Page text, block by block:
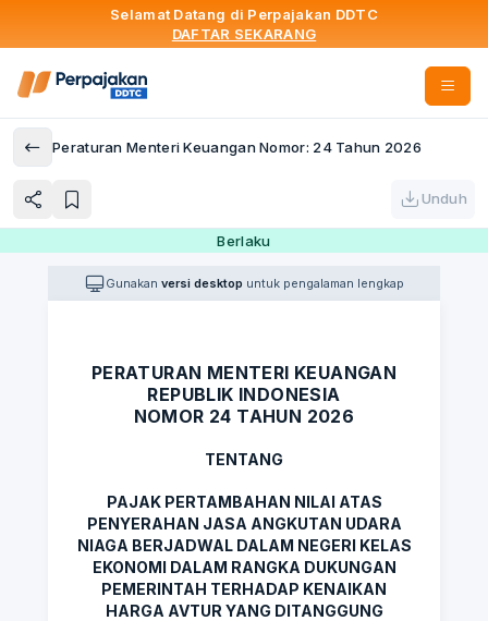
Selamat Datang di Perpajakan DDTC
DAFTAR SEKARANG
Peraturan Menteri Keuangan Nomor: 24 Tahun 2026
Unduh
Berlaku
Gunakan versi desktop untuk pengalaman lengkap
PERATURAN MENTERI KEUANGAN
REPUBLIK INDONESIA
NOMOR 24 TAHUN 2026
TENTANG
PAJAK PERTAMBAHAN NILAI ATAS
PENYERAHAN JASA ANGKUTAN UDARA
NIAGA BERJADWAL DALAM NEGERI KELAS
EKONOMI DALAM RANGKA DUKUNGAN
PEMERINTAH TERHADAP KENAIKAN
HARGA AVTUR YANG DITANGGUNG